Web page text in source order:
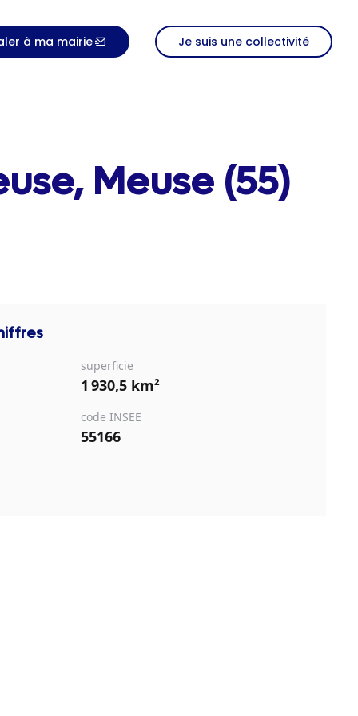
à ma mairie Je suis une collectivité
Meuse (55)
superficie
1 930,5 km²
code INSEE
55166